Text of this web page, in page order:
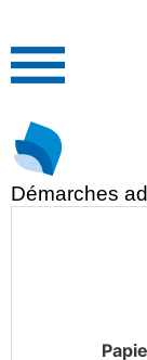
Démarches